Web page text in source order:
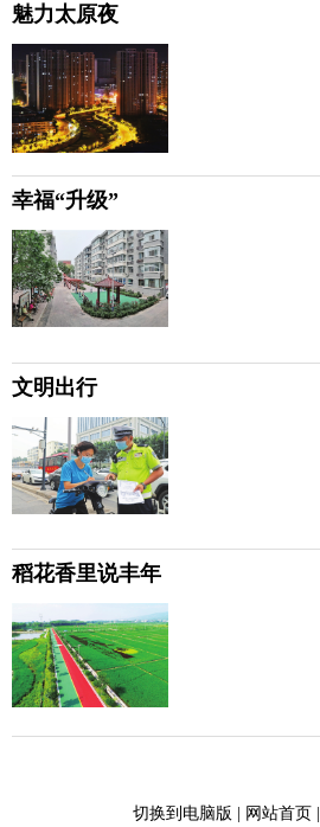
魅力太原夜
幸福“升级”
文明出行
稻花香里说丰年
切换到电脑版 | 网站首页|